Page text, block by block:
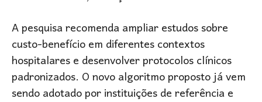
A pesquisa recomenda ampliar estudos sobre
custo-benefício em diferentes contextos
hospitalares e desenvolver protocolos clínicos
padronizados. O novo algoritmo proposto já vem
sendo adotado por instituições de referência e